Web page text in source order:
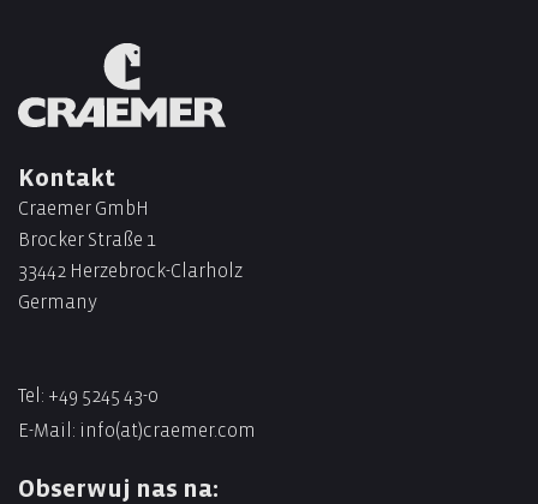
Kontakt
Craemer GmbH
Brocker Straße 1
33442 Herzebrock-Clarholz
Germany
Tel: +49 5245 43-0
E-Mail: info(at)craemer.com
Obserwuj nas na: